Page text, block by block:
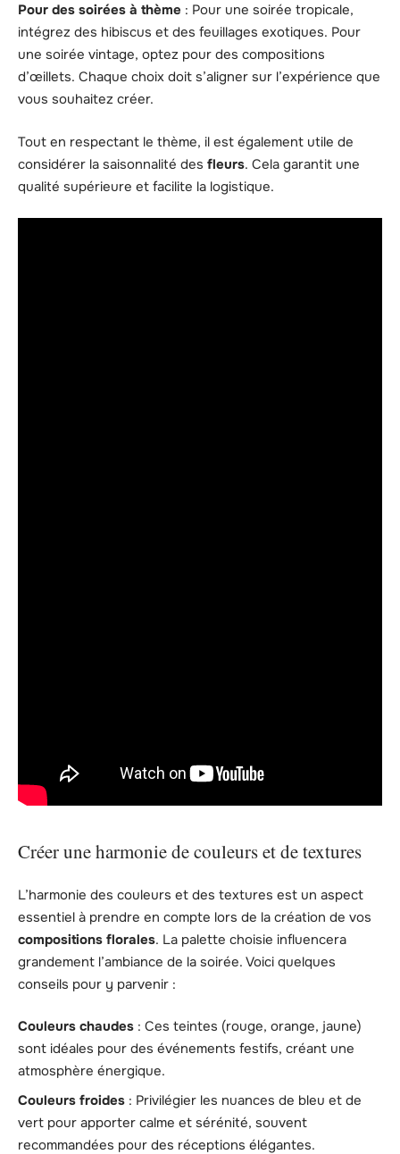
Pour des soirées à thème : Pour une soirée tropicale,
intégrez des hibiscus et des feuillages exotiques. Pour
une soirée vintage, optez pour des compositions
d’œillets. Chaque choix doit s’aligner sur l’expérience que
vous souhaitez créer.
Tout en respectant le thème, il est également utile de
considérer la saisonnalité des fleurs. Cela garantit une
qualité supérieure et facilite la logistique.
Créer une harmonie de couleurs et de textures
L’harmonie des couleurs et des textures est un aspect
essentiel à prendre en compte lors de la création de vos
compositions florales. La palette choisie influencera
grandement l’ambiance de la soirée. Voici quelques
conseils pour y parvenir :
Couleurs chaudes : Ces teintes (rouge, orange, jaune)
sont idéales pour des événements festifs, créant une
atmosphère énergique.
Couleurs froides : Privilégier les nuances de bleu et de
vert pour apporter calme et sérénité, souvent
recommandées pour des réceptions élégantes.